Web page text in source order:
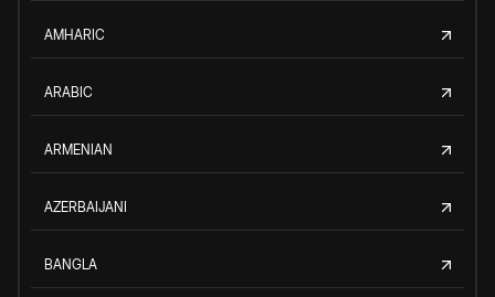
AMHARIC
ARABIC
ARMENIAN
AZERBAIJANI
BANGLA